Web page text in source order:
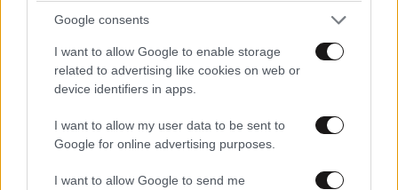
Google consents
I want to allow Google to enable storage
related to advertising like cookies on web or
device identifiers in apps.
I want to allow my user data to be sent to
Google for online advertising purposes.
I want to allow Google to send me